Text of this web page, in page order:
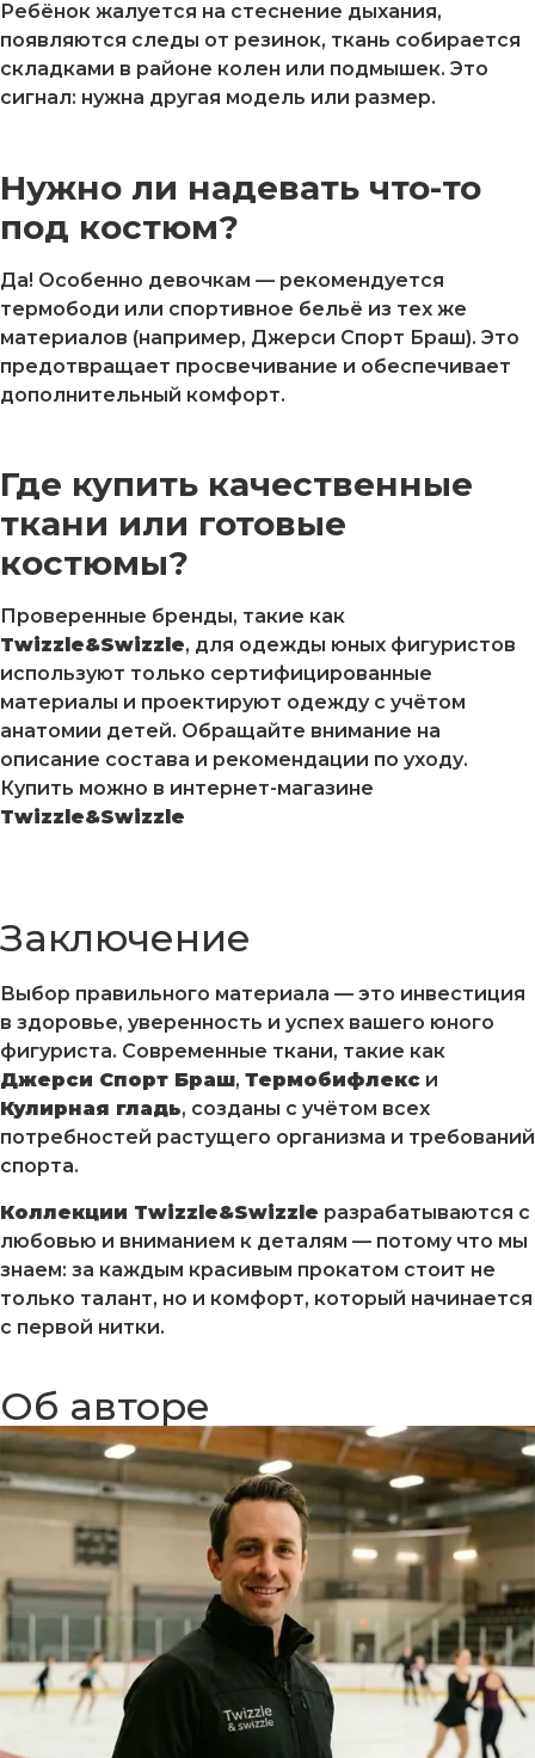
Ребёнок жалуется на стеснение дыхания,
появляются следы от резинок, ткань собирается
складками в районе колен или подмышек. Это
сигнал: нужна другая модель или размер.
Нужно ли надевать что-то
под костюм?
Да! Особенно девочкам — рекомендуется
термободи или спортивное бельё из тех же
материалов (например, Джерси Спорт Браш). Это
предотвращает просвечивание и обеспечивает
дополнительный комфорт.
Где купить качественные
ткани или готовые
костюмы?
Проверенные бренды, такие как
Twizzle&Swizzle, для одежды юных фигуристов
используют только сертифицированные
материалы и проектируют одежду с учётом
анатомии детей. Обращайте внимание на
описание состава и рекомендации по уходу.
Купить можно в интернет-магазине
Twizzle&Swizzle
Заключение
Выбор правильного материала — это инвестиция
в здоровье, уверенность и успех вашего юного
фигуриста. Современные ткани, такие как
Джерси Спорт Браш, Термобифлекс и
Кулирная гладь, созданы с учётом всех
потребностей растущего организма и требований
спорта.
Коллекции Twizzle&Swizzle разрабатываются с
любовью и вниманием к деталям — потому что мы
знаем: за каждым красивым прокатом стоит не
только талант, но и комфорт, который начинается
с первой нитки.
Об авторе